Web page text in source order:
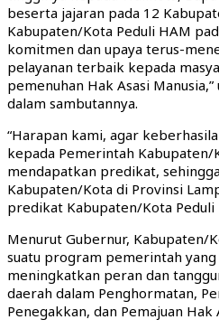
beserta jajaran pada 12
Kabupaten/Kota Peduli HAM
komitmen dan upaya terus-
pelayanan terbaik kepada
pemenuhan Hak Asasi
dalam sambutannya.
“Harapan kami, agar
kepada Pemerintah Kabupaten/
mendapatkan predikat,
Kabupaten/Kota di Provinsi
predikat Kabupaten/Kota Peduli
Menurut Gubernur, Kabupaten/
suatu program pemerintah
meningkatkan peran dan
daerah dalam Penghormatan,
Penegakkan, dan Pemajuan Hak